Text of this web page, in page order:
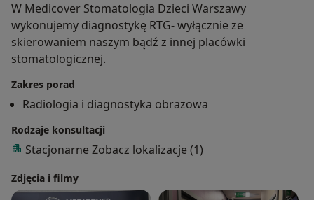
W Medicover Stomatologia Dzieci Warszawy
wykonujemy diagnostykę RTG- wyłącznie ze
skierowaniem naszym bądź z innej placówki
stomatologicznej.
Zakres porad
Radiologia i diagnostyka obrazowa
Rodzaje konsultacji
Stacjonarne Zobacz lokalizacje (1)
Zdjęcia i filmy